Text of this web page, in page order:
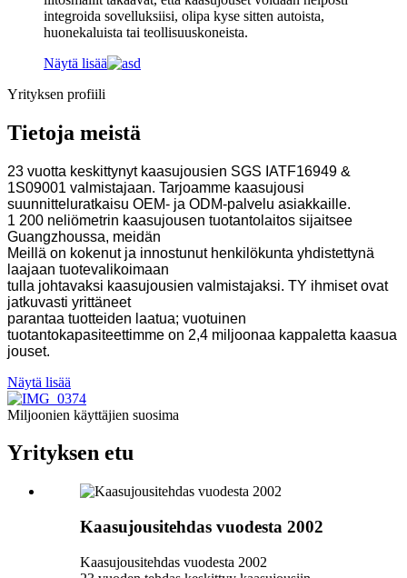
integroida sovelluksiisi, olipa kyse sitten autoista,
huonekaluista tai teollisuuskoneista.
Näytä lisää
Yrityksen profiili
Tietoja meistä
23 vuotta keskittynyt kaasujousien SGS IATF16949 &
1S09001 valmistajaan. Tarjoamme kaasujousi
suunnitteluratkaisu OEM- ja ODM-palvelu asiakkaille.
1 200 neliömetrin kaasujousen tuotantolaitos sijaitsee
Guangzhoussa, meidän
Meillä on kokenut ja innostunut henkilökunta yhdistettynä
laajaan tuotevalikoimaan
tulla johtavaksi kaasujousien valmistajaksi. TY ihmiset ovat
jatkuvasti yrittäneet
parantaa tuotteiden laatua; vuotuinen
tuotantokapasiteettimme on 2,4 miljoonaa kappaletta kaasua
jouset.
Näytä lisää
Miljoonien käyttäjien suosima
Yrityksen etu
Kaasujousitehdas vuodesta 2002
Kaasujousitehdas vuodesta 2002